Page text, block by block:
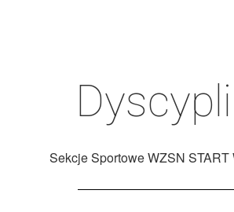
Sekcje Sportowe WZSN START